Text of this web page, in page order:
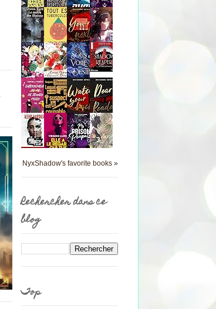
NyxShadow's favorite books »
Rechercher dans ce
blog
Top